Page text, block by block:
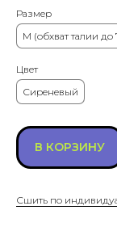
Размер
М (обхват талии до
Цвет
Сиреневый
В КОРЗИНУ
Сшить по